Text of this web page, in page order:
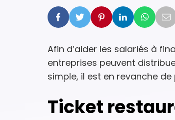
Facebook
Twitter PinterestLinkedin
Afin d’aider les salariés à
entreprises peuvent
simple, il est en revanche
Ticket